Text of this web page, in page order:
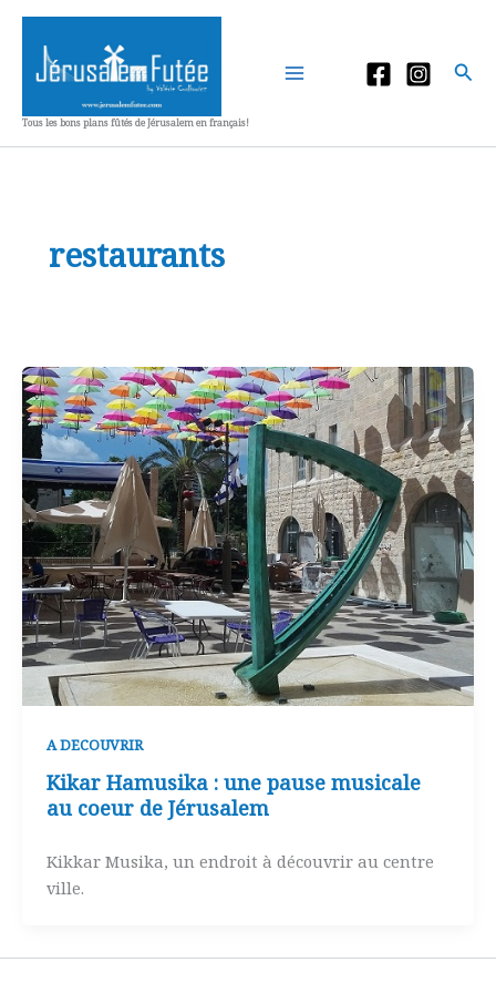
Aller
contenu
Tous les bons plans fûtés de Jérusalem en français!
restaurants
A DECOUVRIR
Kikar Hamusika : une pause musicale
au coeur de Jérusalem
Kikkar Musika, un endroit à découvrir au centre
ville.